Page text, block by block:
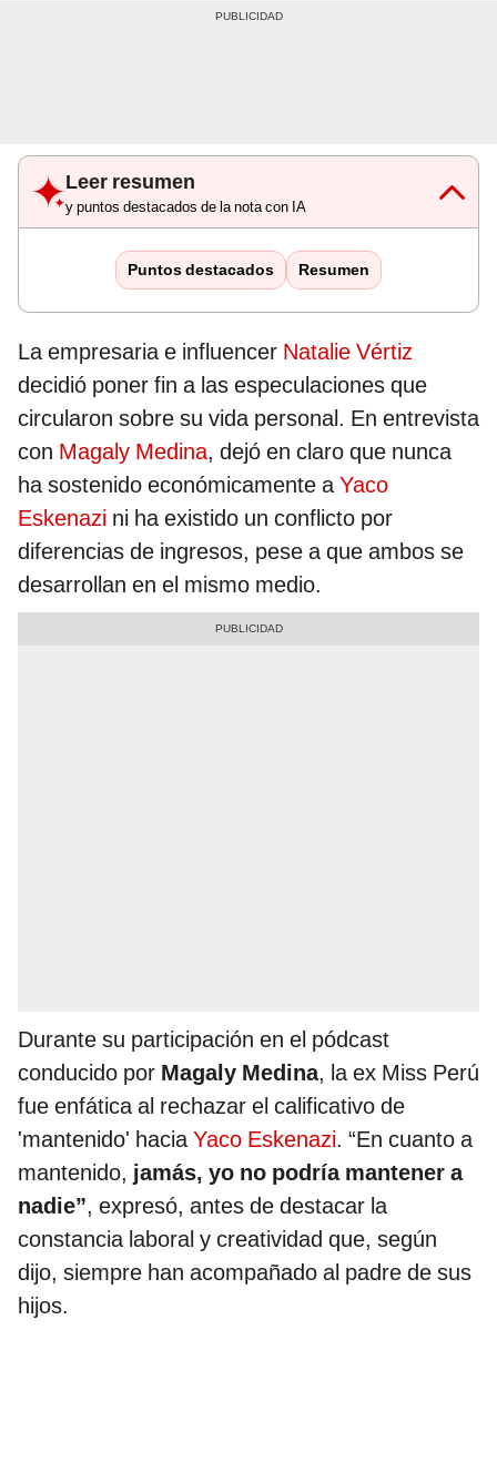
Leer resumen
y puntos destacados de la nota con IA
Puntos destacados Resumen
La empresaria e influencer Natalie Vértiz
decidió poner fin a las especulaciones que
circularon sobre su vida personal. En entrevista
con Magaly Medina, dejó en claro que nunca
ha sostenido económicamente aYaco
Eskenazi ni ha existido un conflicto por
diferencias de ingresos, pese a que ambos se
desarrollan en el mismo medio.
Durante su participación en el pódcast
conducido por Magaly Medina, la ex Miss Perú
fue enfática al rechazar el calificativo de
'mantenido' haciaYaco Eskenazi. “En cuanto a
mantenido, jamás, yo no podría mantener a
nadie”, expresó, antes de destacar la
constancia laboral y creatividad que, según
dijo, siempre han acompañado al padre de sus
hijos.